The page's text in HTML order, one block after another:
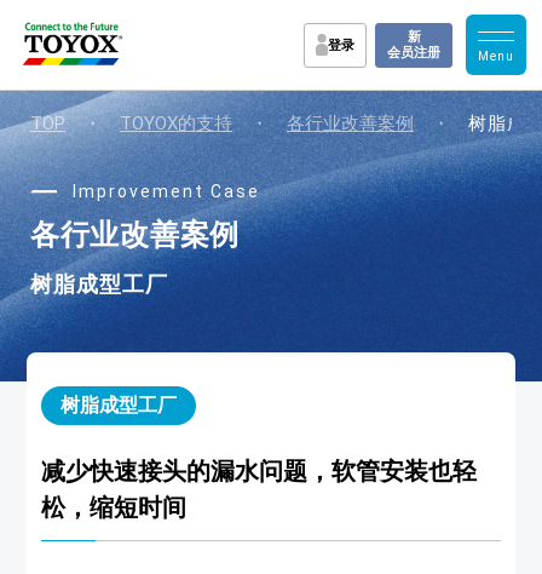
登录
新
会员注册
TOP ・ TOYOX的支持 ・ 各行业改善案例 ・ 树脂成
Improvement Case
各行业改善案例
树脂成型工厂
树脂成型工厂
减少快速接头的漏水问题，软管安装也轻
松，缩短时间